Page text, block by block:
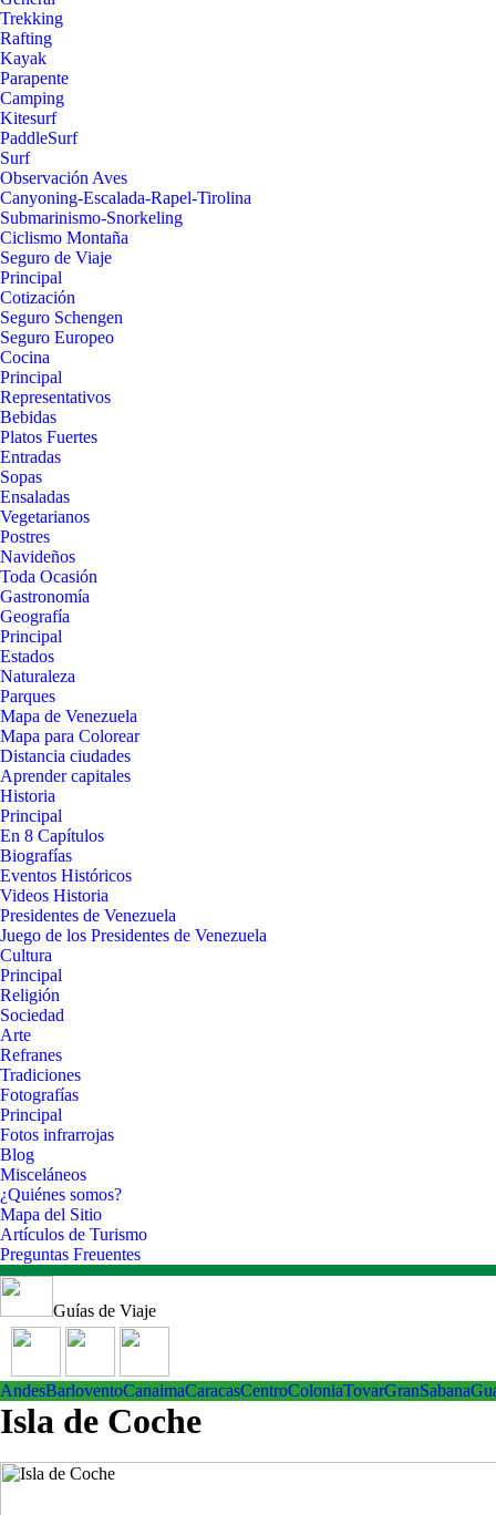
Trekking
Rafting
Kayak
Parapente
Camping
Kitesurf
PaddleSurf
Surf
Observación Aves
Canyoning-Escalada-Rapel-Tirolina
Submarinismo-Snorkeling
Ciclismo Montaña
Seguro de Viaje
Principal
Cotización
Seguro Schengen
Seguro Europeo
Cocina
Principal
Representativos
Bebidas
Platos Fuertes
Entradas
Sopas
Ensaladas
Vegetarianos
Postres
Navideños
Toda Ocasión
Gastronomía
Geografía
Principal
Estados
Naturaleza
Parques
Mapa de Venezuela
Mapa para Colorear
Distancia ciudades
Aprender capitales
Historia
Principal
En 8 Capítulos
Biografías
Eventos Históricos
Videos Historia
Presidentes de Venezuela
Juego de los Presidentes de Venezuela
Cultura
Principal
Religión
Sociedad
Arte
Refranes
Tradiciones
Fotografías
Principal
Fotos infrarrojas
Blog
Misceláneos
¿Quiénes somos?
Mapa del Sitio
Artículos de Turismo
Preguntas Freuentes
Guías de Viaje
AndesBarloventoCanaimaCaracasCentroColoniaTovarGranSabana
Isla de Coche